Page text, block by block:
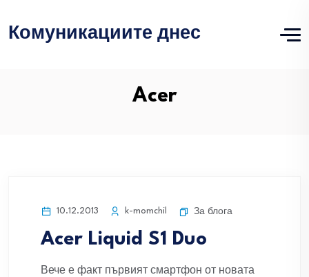
Комуникациите днес
Acer
10.12.2013 k-momchil За блога
Acer Liquid S1 Duo
Вече е факт първият смартфон от новата